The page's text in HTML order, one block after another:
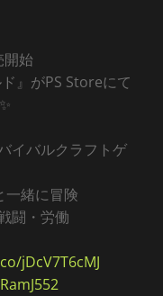
開始
』がPS Storeにて
イバルクラフトゲ
一緒に冒険
闘・労働
jDcV7T6cMJ